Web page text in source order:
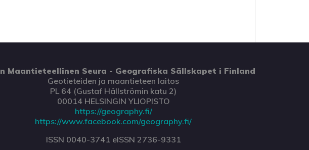
Maantieteellinen Seura - Geografiska Sällskapet i Finland
Geotieteiden ja maantieteen laitos
PL 64 (Gustaf Hällströmin katu 2)
00014 HELSINGIN YLIOPISTO
https://geography.fi/
https://www.facebook.com/geography.fi/
ISSN 0040-3741 eISSN 2736-9331